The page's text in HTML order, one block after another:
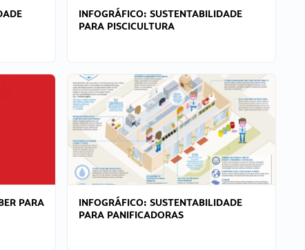
INFOGRÁFICO: SUSTENTABILIDADE
PARA PISCICULTURA
PARA
INFOGRÁFICO: SUSTENTABILIDADE
PARA PANIFICADORAS